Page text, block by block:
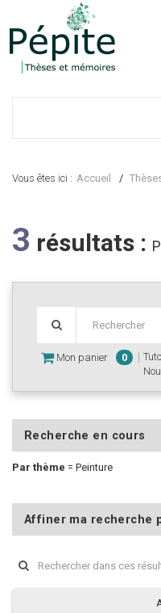
Vous êtes ici : Accueil
3 résultats :
Mon panier 0
Recherche en cours
Par thème = Peinture
Affiner ma recherche